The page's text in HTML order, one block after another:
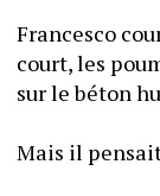
Francesco
court, les
sur le béton
Mais il